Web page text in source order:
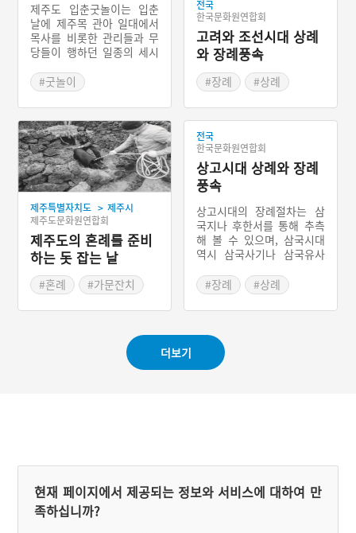
제주도 입춘굿놀이는 입춘
날에 제주목 관아 일대에서
목사를 비롯한 관리들과 무
당들이 행하던 일종의 세시
짓는 과정을 모의농경의례
로 재연하면서 풍요를 기원
하고, 또한 처첩의 갈등을
가면놀이로 보여주기도 한
다.
#굿놀이
전국
한국문화원연합회
고려와 조선시대 상례
와 장례풍속
#장례
#상례
제주특별자치도 > 제주시
제주도문화원연합회
제주도의 혼례를 준비
하는 돗 잡는 날
#혼례
#가문잔치
전국
한국문화원연합회
상고시대 상례와 장례
풍속
상고시대의 장례절차는 삼
국지나 후한서를 통해 추측
해 볼 수 있으며, 삼국시대
역시 삼국사기나 삼국유사
상고시대에는 순장의 풍습
이 있었다. 순장은 죽은 사
람의 처와 노비를 함께 묻는
라 뿐만 아니라 전 세계에서
있던 풍습이다. 또한 동옥저
에서는 가매장을 하는 풍습
#장례
#상례
더보기
현재 페이지에서 제공되는 정보와 서비스에 대하여 만
족하십니까?